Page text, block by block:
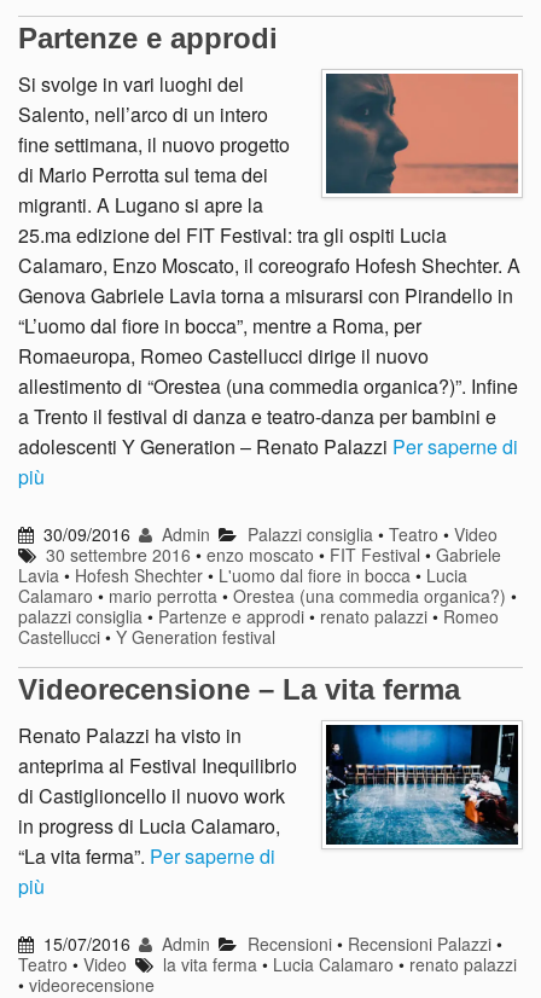
Partenze e approdi
Si svolge in vari luoghi del
Salento, nell’arco di un intero
fine settimana, il nuovo progetto
di Mario Perrotta sul tema dei
migranti. A Lugano si apre la
25.ma edizione del FIT Festival: tra gli ospiti Lucia
Calamaro, Enzo Moscato, il coreografo Hofesh Shechter. A
Genova Gabriele Lavia torna a misurarsi con Pirandello in
“L’uomo dal fiore in bocca”, mentre a Roma, per
Romaeuropa, Romeo Castellucci dirige il nuovo
allestimento di “Orestea (una commedia organica?)”. Infine
a Trento il festival di danza e teatro-danza per bambini e
adolescenti Y Generation – Renato Palazzi Per saperne di
più
30/09/2016 Admin Palazzi consiglia • Teatro • Video
30 settembre 2016 •enzo moscato • FIT Festival •Gabriele
Lavia • Hofesh Shechter • L'uomo dal fiore in bocca • Lucia
Calamaro • mario perrotta • Orestea (una commedia organica?) •
palazzi consiglia • Partenze e approdi • renato palazzi • Romeo
Castellucci • Y Generation festival
Videorecensione – La vita ferma
Renato Palazzi ha visto in
anteprima al Festival Inequilibrio
di Castiglioncello il nuovo work
in progress di Lucia Calamaro,
“La vita ferma”. Per saperne di
più
15/07/2016 Admin Recensioni• Recensioni Palazzi•
Teatro • Video la vita ferma • Lucia Calamaro • renato palazzi
• videorecensione